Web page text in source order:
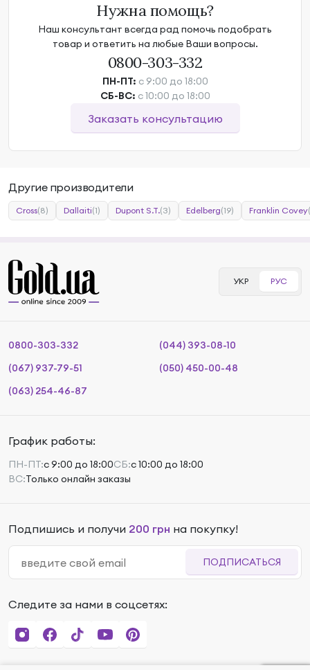
Нужна помощь?
Наш консультант всегда рад помочь подобрать
товар и ответить на любые Ваши вопросы.
0800-303-332
ПН-ПТ: с 9:00 до 18:00
СБ-ВС: с 10:00 до 18:00
Заказать консультацию
Другие производители
Cross(8) Dallaiti(1) Dupont S.T.(3) Edelberg(19) Franklin Covey
УКР РУС
0800-303-332
(044) 393-08-10
(067) 937-79-51
(050) 450-00-48
(063) 254-46-87
График работы:
ПН-ПТ:с 9:00 до 18:00СБ:с 10:00 до 18:00
ВС:Только онлайн заказы
Подпишись и получи 200 грн на покупку!
ПОДПИСАТЬСЯ
Следите за нами в соцсетях: